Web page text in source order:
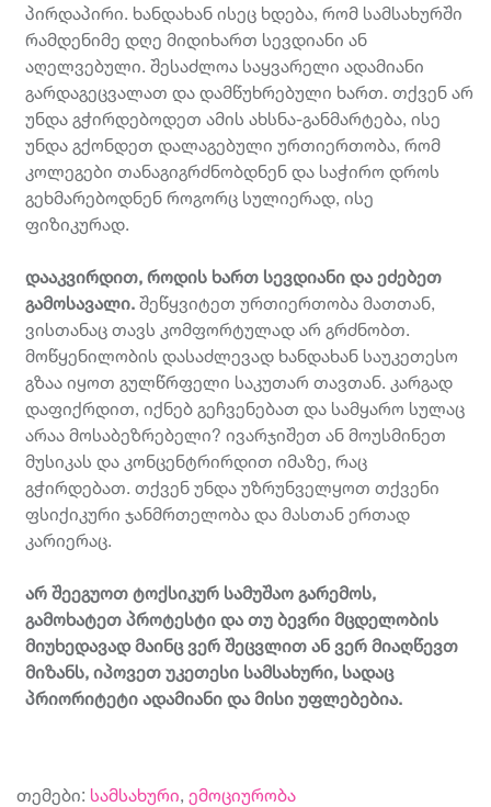
პირდაპირი. ხანდახან ისეც ხდება, რომ სამსახურში
რამდენიმე დღე მიდიხართ სევდიანი ან
აღელვებული. შესაძლოა საყვარელი ადამიანი
გარდაგეცვალათ და დამწუხრებული ხართ. თქვენ არ
უნდა გჭირდებოდეთ ამის ახსნა-განმარტება, ისე
უნდა გქონდეთ დალაგებული ურთიერთობა, რომ
კოლეგები თანაგიგრძნობდნენ და საჭირო დროს
გეხმარებოდნენ როგორც სულიერად, ისე
ფიზიკურად.
დააკვირდით, როდის ხართ სევდიანი და ეძებეთ
გამოსავალი. შეწყვიტეთ ურთიერთობა მათთან,
ვისთანაც თავს კომფორტულად არ გრძნობთ.
მოწყენილობის დასაძლევად ხანდახან საუკეთესო
გზაა იყოთ გულწრფელი საკუთარ თავთან. კარგად
დაფიქრდით, იქნებ გეჩვენებათ და სამყარო სულაც
არაა მოსაბეზრებელი? ივარჯიშეთ ან მოუსმინეთ
მუსიკას და კონცენტრირდით იმაზე, რაც
გჭირდებათ. თქვენ უნდა უზრუნველყოთ თქვენი
ფსიქიკური ჯანმრთელობა და მასთან ერთად
კარიერაც.
არ შეეგუოთ ტოქსიკურ სამუშაო გარემოს,
გამოხატეთ პროტესტი და თუ ბევრი მცდელობის
მიუხედავად მაინც ვერ შეცვლით ან ვერ მიაღწევთ
მიზანს, იპოვეთ უკეთესი სამსახური, სადაც
პრიორიტეტი ადამიანი და მისი უფლებებია.
თემები: სამსახური, ემოციურობა